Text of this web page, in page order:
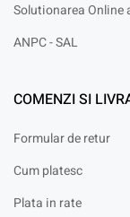
Solutionarea Online
ANPC - SAL
COMENZI SI
Formular de retur
Cum platesc
Plata in rate